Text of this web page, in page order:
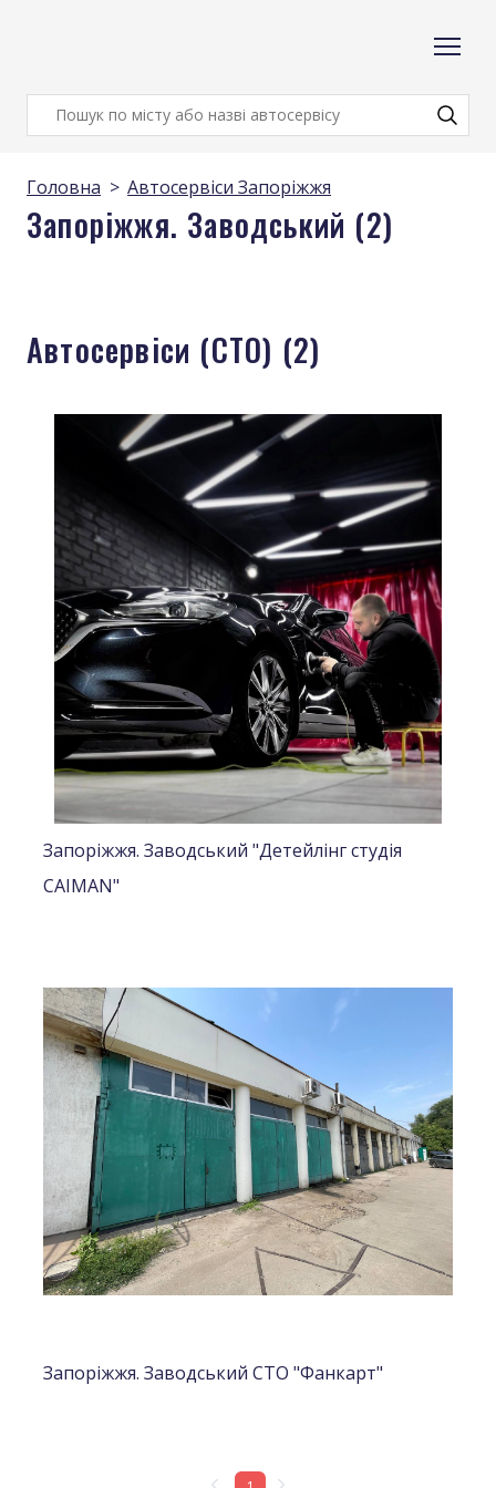
Головна Автосервіси Запоріжжя
Запоріжжя. Заводський (2)
Автосервіси (СТО) (2)
Запоріжжя. Заводський "Детейлінг студія
CAIMAN"
Запоріжжя. Заводський СТО "Фанкарт"